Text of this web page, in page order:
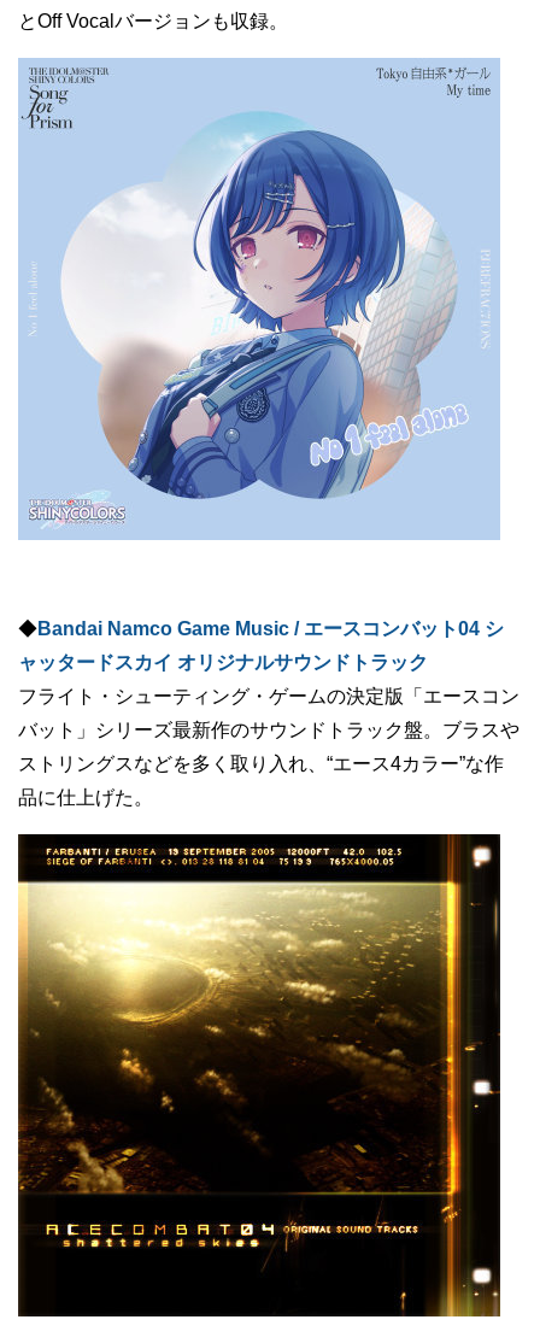
とOff Vocalバージョンも収録。
◆Bandai Namco Game Music / エースコンバット04 シ
ャッタードスカイ オリジナルサウンドトラック
フライト・シューティング・ゲームの決定版「エースコン
バット」シリーズ最新作のサウンドトラック盤。ブラスや
ストリングスなどを多く取り入れ、“エース4カラー”な作
品に仕上げた。